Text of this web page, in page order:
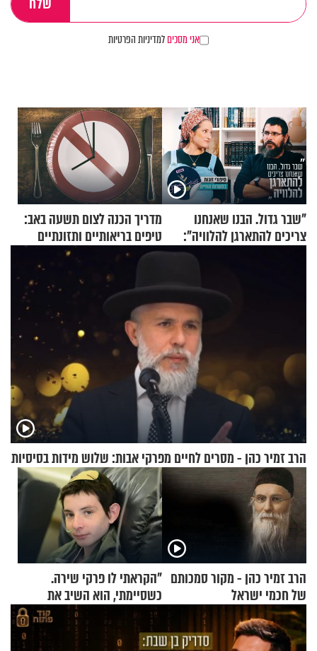
אני מסכיםלמדיניות הפרטיות
"שבר גדול. הבנו שאנחנו
צריכים להתארגן להלוויה":
זוגיות במבחן, הפעם עם מרים
מדריך הכנה לצום תשעה באב:
טיפים בריאותיים ותזונתיים
לשמירה על הגוף
הרב זמיר כהן - מסרים לחיים מפרקי אבות: שלוש מידות בסיסיות
הרב זמיר כהן - מקור סמכותם
של חכמי ישראל
"הקראתי לו פרקי שירה.
כשסיימתי, הוא השיב את
נשמתו לבורא"